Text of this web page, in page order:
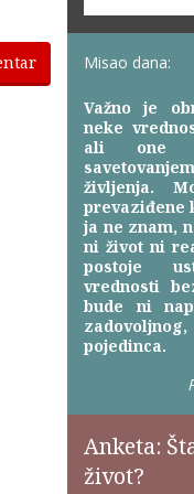
Misao dana:
Važno je
neke
ali one
življenja.
prevaziđene
ja ne znam,
ni život ni
postoje
vrednosti
bude ni
pojedinca.
Anketa:
život?